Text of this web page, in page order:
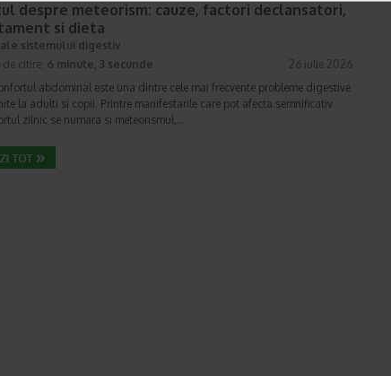
despre meteorism: cauze, factori declansatori,
si dieta
sistemului digestiv
de citire: 6 minute, 3 secunde
26 iulie 2026
abdominal este una dintre cele mai frecvente probleme digestive
la adulti si copii. Printre manifestarile care pot afecta semnificativ
zilnic se numara si meteorismul,…